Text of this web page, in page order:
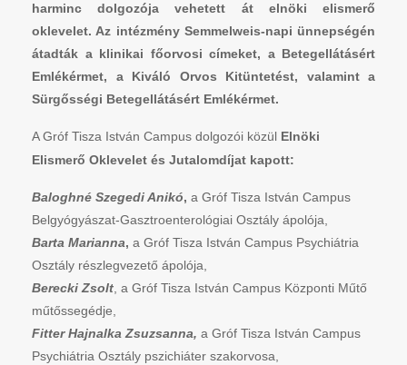
harminc dolgozója vehetett át elnöki elismerő
oklevelet. Az intézmény Semmelweis-napi ünnepségén
átadták a klinikai főorvosi címeket, a Betegellátásért
Emlékérmet, a Kiváló Orvos Kitüntetést, valamint a
Sürgősségi Betegellátásért Emlékérmet.
A Gróf Tisza István Campus dolgozói közül Elnöki
Elismerő Oklevelet és Jutalomdíjat kapott:
Baloghné Szegedi Anikó, a Gróf Tisza István Campus
Belgyógyászat-Gasztroenterológiai Osztály ápolója,
Barta Marianna, a Gróf Tisza István Campus Psychiátria
Osztály részlegvezető ápolója,
Berecki Zsolt, a Gróf Tisza István Campus Központi Műtő
műtőssegédje,
Fitter Hajnalka Zsuzsanna, a Gróf Tisza István Campus
Psychiátria Osztály pszichiáter szakorvosa,